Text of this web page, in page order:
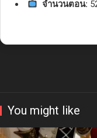
จำนวนตอน:
You might like